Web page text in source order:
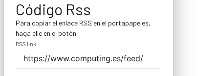
Código Rss
Para copiar el enlace RSS en el portapapeles,
haga clic en el botón.
RSS link